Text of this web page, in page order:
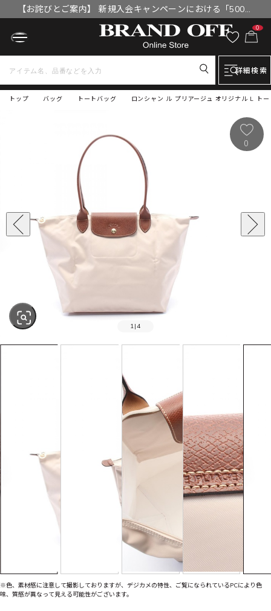
【お詫びとご案内】 新規入会キャンペーンにおける「500円
OFFクーポン」付与漏れと補填について
0
詳細検索
トップ ロンシャン ル プリアージュ オリジナル L ト
バッグ トートバッグ
1 |4
0
※色、素材感に注意して撮影しておりますが、デジカメの特性、ご覧になられているPCにより色
味、質感が異なって見える可能性がございます。